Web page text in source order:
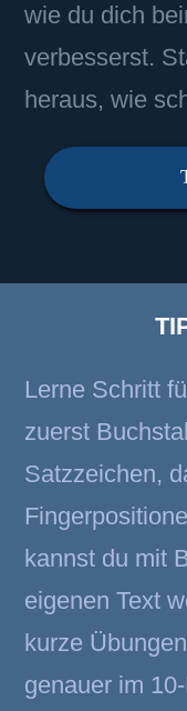
wie du dich
verbesserst.
heraus, wie
Lerne Schritt
zuerst
Satzzeichen,
kannst du mit
eigenen Text
kurze
genauer im